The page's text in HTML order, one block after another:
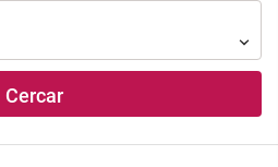
Cercar